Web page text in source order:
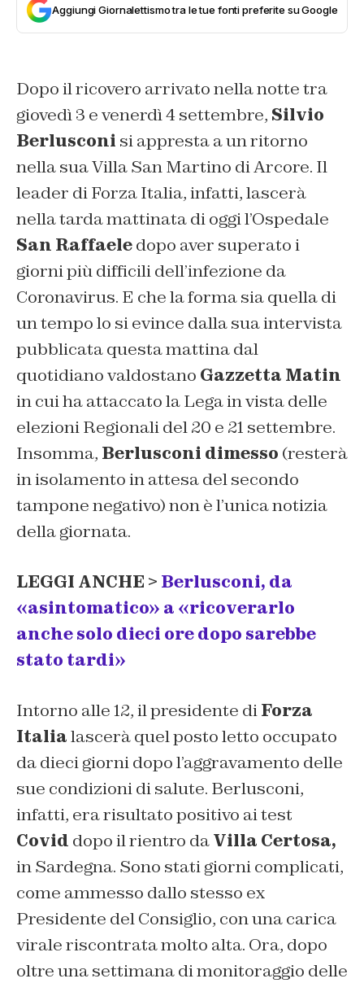
Aggiungi Giornalettismo tra le tue fonti preferite su Google
Dopo il ricovero arrivato nella notte tra
giovedì 3 e venerdì 4 settembre, Silvio
Berlusconi si appresta a un ritorno
nella sua Villa San Martino di Arcore. Il
leader di Forza Italia, infatti, lascerà
nella tarda mattinata di oggi l’Ospedale
San Raffaeledopo aver superato i
giorni più difficili dell’infezione da
Coronavirus. E che la forma sia quella di
un tempo lo si evince dalla sua intervista
pubblicata questa mattina dal
quotidiano valdostano Gazzetta Matin
in cui ha attaccato la Lega in vista delle
elezioni Regionali del 20 e 21 settembre.
Insomma, Berlusconi dimesso (resterà
in isolamento in attesa del secondo
tampone negativo) non è l’unica notizia
della giornata.
LEGGI ANCHE > Berlusconi, da
«asintomatico» a «ricoverarlo
anche solo dieci ore dopo sarebbe
stato tardi»
Intorno alle 12, il presidente diForza
Italialascerà quel posto letto occupato
da dieci giorni dopo l’aggravamento delle
sue condizioni di salute. Berlusconi,
infatti, era risultato positivo ai test
Covid dopo il rientro daVilla Certosa,
in Sardegna. Sono stati giorni complicati,
come ammesso dallo stesso ex
Presidente del Consiglio, con una carica
virale riscontrata molto alta. Ora, dopo
oltre una settimana di monitoraggio delle